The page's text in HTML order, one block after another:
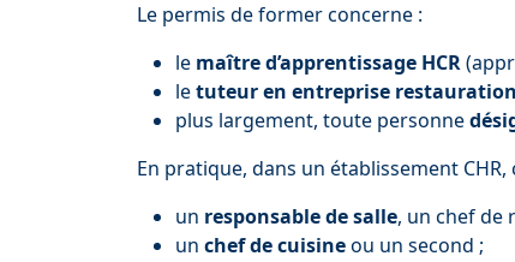
Le permis de former concerne :
le maître d’apprentissage HCR
letuteur en entreprise
plus largement, toute personne
En pratique, dans un établissement CHR,
un responsable de salle, un chef de
un chef de cuisineou un second ;